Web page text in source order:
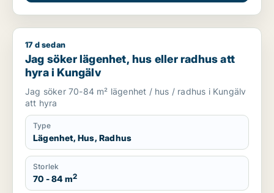
Jag söker lägenhet, hus eller radhus att hyra i Kungälv
17 d sedan
Jag söker lägenhet, hus eller radhus att
hyra i Kungälv
Jag söker 70-84 m² lägenhet / hus / radhus i Kungälv
att hyra
Type
Lägenhet, Hus, Radhus
Storlek
70 - 84 m2